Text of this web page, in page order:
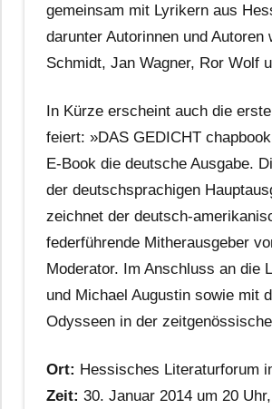
gemeinsam mit Lyrikern aus
darunter Autorinnen und
Schmidt, Jan Wagner, Ror Wolf
In Kürze erscheint auch die
feiert: »DAS GEDICHT
E-Book die deutsche Ausgabe.
der deutschsprachigen
zeichnet der deutsch-
federführende Mitherausgeber
Moderator. Im Anschluss an die
und Michael Augustin sowie mit
Odysseen in der
Ort: Hessisches Literaturforum
Zeit: 30. Januar 2014 um 20